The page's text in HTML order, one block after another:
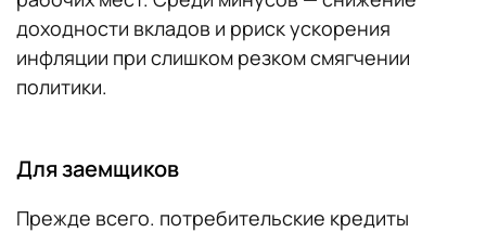
доходности вкладов и рриск ускорения
инфляции при слишком резком смягчении
политики.
Для заемщиков
Прежде всего. потребительские кредиты